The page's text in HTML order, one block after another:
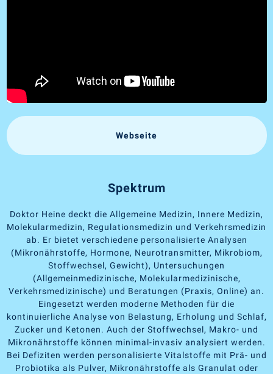
Webseite
Spektrum
Doktor Heine deckt die Allgemeine Medizin, Innere Medizin,
Molekularmedizin, Regulationsmedizin und Verkehrsmedizin
ab. Er bietet verschiedene personalisierte Analysen
(Mikronährstoffe, Hormone, Neurotransmitter, Mikrobiom,
Stoffwechsel, Gewicht), Untersuchungen
(Allgemeinmedizinische, Molekularmedizinische,
Verkehrsmedizinische) und Beratungen (Praxis, Online) an.
Eingesetzt werden moderne Methoden für die
kontinuierliche Analyse von Belastung, Erholung und Schlaf,
Zucker und Ketonen. Auch der Stoffwechsel, Makro- und
Mikronährstoffe können minimal-invasiv analysiert werden.
Bei Defiziten werden personalisierte Vitalstoffe mit Prä- und
Probiotika als Pulver, Mikronährstoffe als Granulat oder